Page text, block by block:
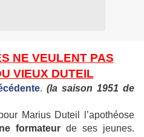
NE VEULENT PAS
VIEUX DUTEIL
. (la saison 1951 de
Marius Duteil l’apothéose
formateur de ses jeunes.